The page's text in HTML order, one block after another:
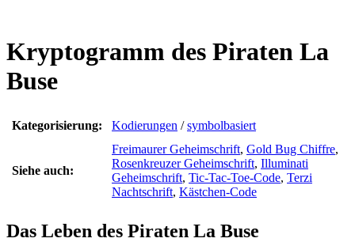
Kryptogramm des Piraten La
Buse
Kategorisierung: Kodierungen /symbolbasiert
Siehe auch:
Freimaurer Geheimschrift, Gold Bug Chiffre,
Rosenkreuzer Geheimschrift, Illuminati
Geheimschrift, Tic-Tac-Toe-Code, Terzi
Nachtschrift, Kästchen-Code
Das Leben des Piraten La Buse